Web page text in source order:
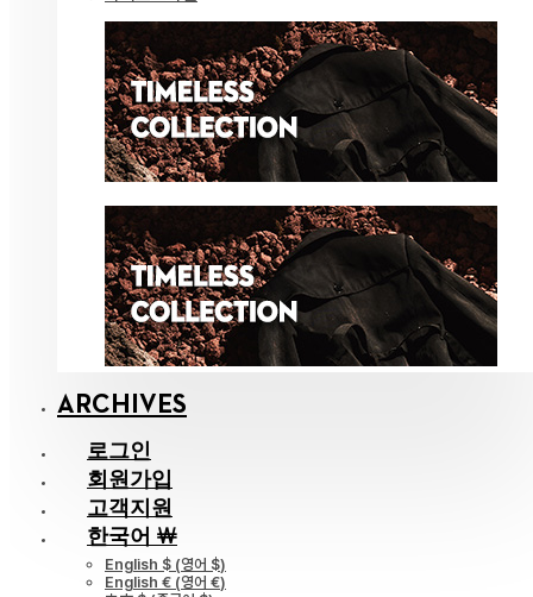
ARCHIVES
로그인
회원가입
고객지원
한국어 ￦
English $ (영어 $)
English € (영어 €)